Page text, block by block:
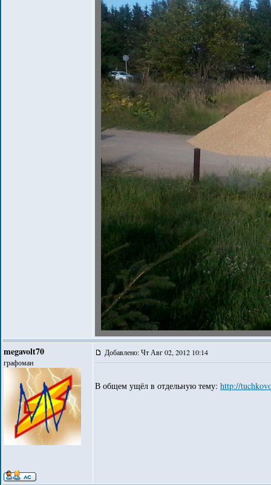
megavolt70
графоман
Добавлено: Чт Авг 02, 2012 10:14
В общем ущёл в отдельную тему: http://